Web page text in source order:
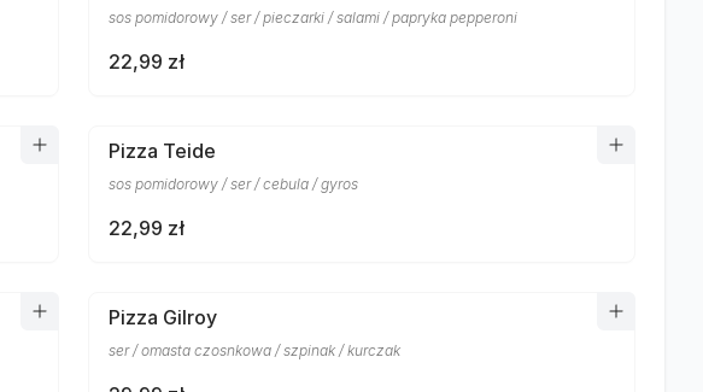
sos pomidorowy / ser / pieczarki / salami / papryka pepperoni
22,99 zł
Pizza Teide
sos pomidorowy / ser / cebula / gyros
22,99 zł
Pizza Gilroy
ser / omasta czosnkowa / szpinak / kurczak